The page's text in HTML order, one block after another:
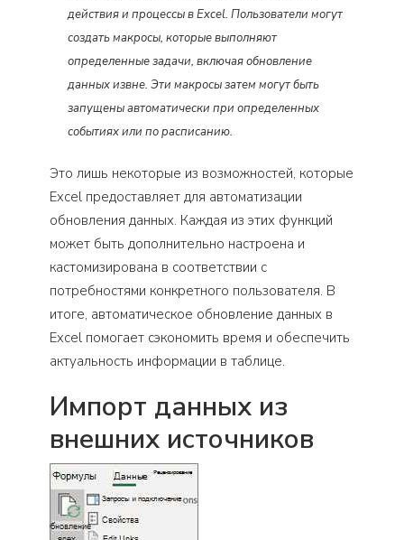
действия и процессы в Excel. Пользователи могут
создать макросы, которые выполняют
определенные задачи, включая обновление
данных извне. Эти макросы затем могут быть
запущены автоматически при определенных
событиях или по расписанию.
Это лишь некоторые из возможностей, которые
Excel предоставляет для автоматизации
обновления данных. Каждая из этих функций
может быть дополнительно настроена и
кастомизирована в соответствии с
потребностями конкретного пользователя. В
итоге, автоматическое обновление данных в
Excel помогает сэкономить время и обеспечить
актуальность информации в таблице.
Импорт данных из
внешних источников